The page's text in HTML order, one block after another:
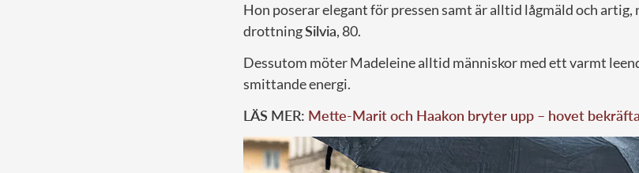
Hon poserar elegant för pressen samt är alltid lågmäld och artig,
drottningSilvia, 80.
Dessutom möter Madeleine alltid människor med ett varmt
smittande energi.
LÄS MER: Mette-Marit och Haakon bryter upp – hovet